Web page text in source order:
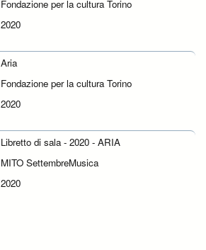
Fondazione per la cultura Torino
2020
Aria
Fondazione per la cultura Torino
2020
Libretto di sala - 2020 - ARIA
MITO SettembreMusica
2020